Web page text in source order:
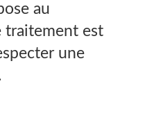
au
traitement est
une